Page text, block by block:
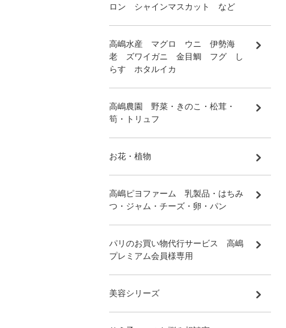
ロン シャインマスカット など
高嶋水産 マグロ ウニ 伊勢海
老 ズワイガニ 金目鯛 フグ し
らす ホタルイカ
高嶋農園 野菜・きのこ・松茸・
筍・トリュフ
お花・植物
高嶋ピヨファーム 乳製品・はちみ
つ・ジャム・チーズ・卵・パン
パリのお買い物代行サービス 高嶋
プレミアム会員様専用
美容シリーズ